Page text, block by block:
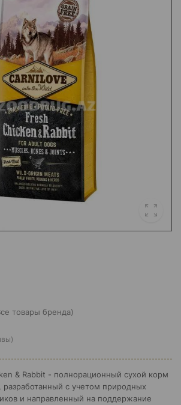
товары бренда)
& Rabbit - полнорационный сухой корм
разработанный с учетом природных
и направленный на поддержание